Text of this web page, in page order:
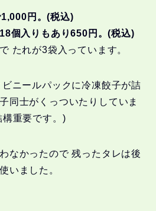
円。(税込)
18個入りもあり650円。(税込)
たれが3袋入っています。
ニールパックに冷凍餃子が詰
同士がくっついたりしていま
重要です。)
なかったので 残ったタレは後
いました。